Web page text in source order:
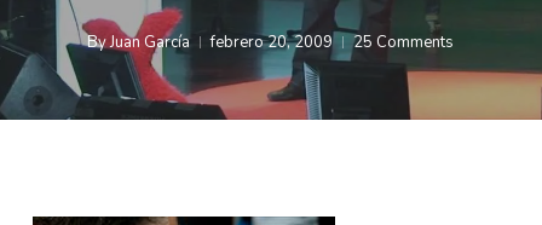
ByJuan García febrero 20, 2009 25 Comments